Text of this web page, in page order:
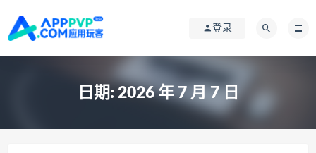
登录
日期: 2026 年 7 月 7 日